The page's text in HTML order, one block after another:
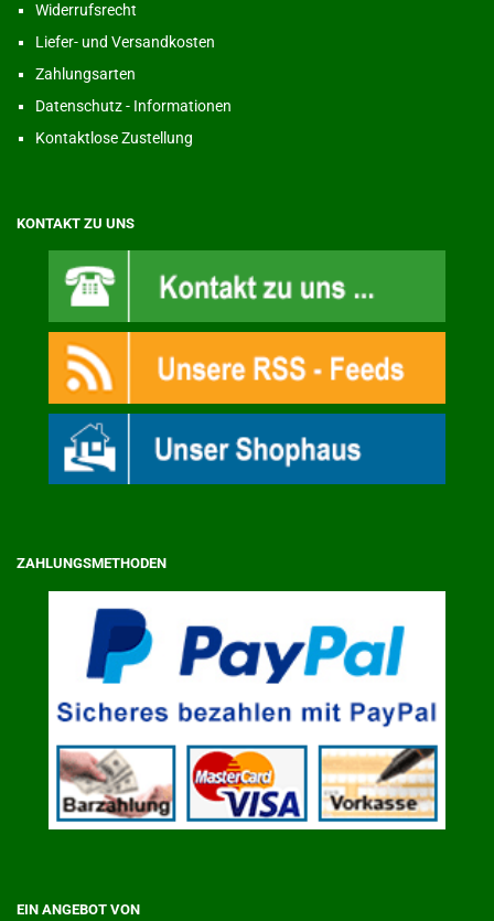
Widerrufsrecht
Liefer- und Versandkosten
Zahlungsarten
Datenschutz - Informationen
Kontaktlose Zustellung
KONTAKT ZU UNS
ZAHLUNGSMETHODEN
EIN ANGEBOT VON